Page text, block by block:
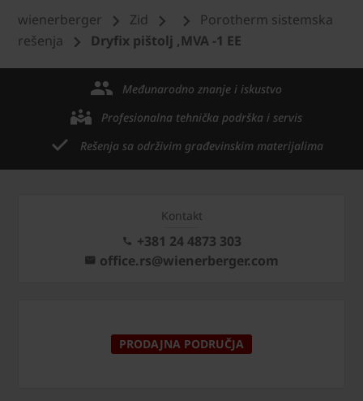
wienerberger Zid
Porotherm sistemska
rešenja
Dryfix pištolj ,MVA -1 EE
Međunarodno znanje i iskustvo
Profesionalna tehnička podrška i servis
Rešenja sa održivim građevinskim materijalima
Kontakt
+381 24 4873 303
office.rs@wienerberger.com
PRODAJNA PODRUČJA